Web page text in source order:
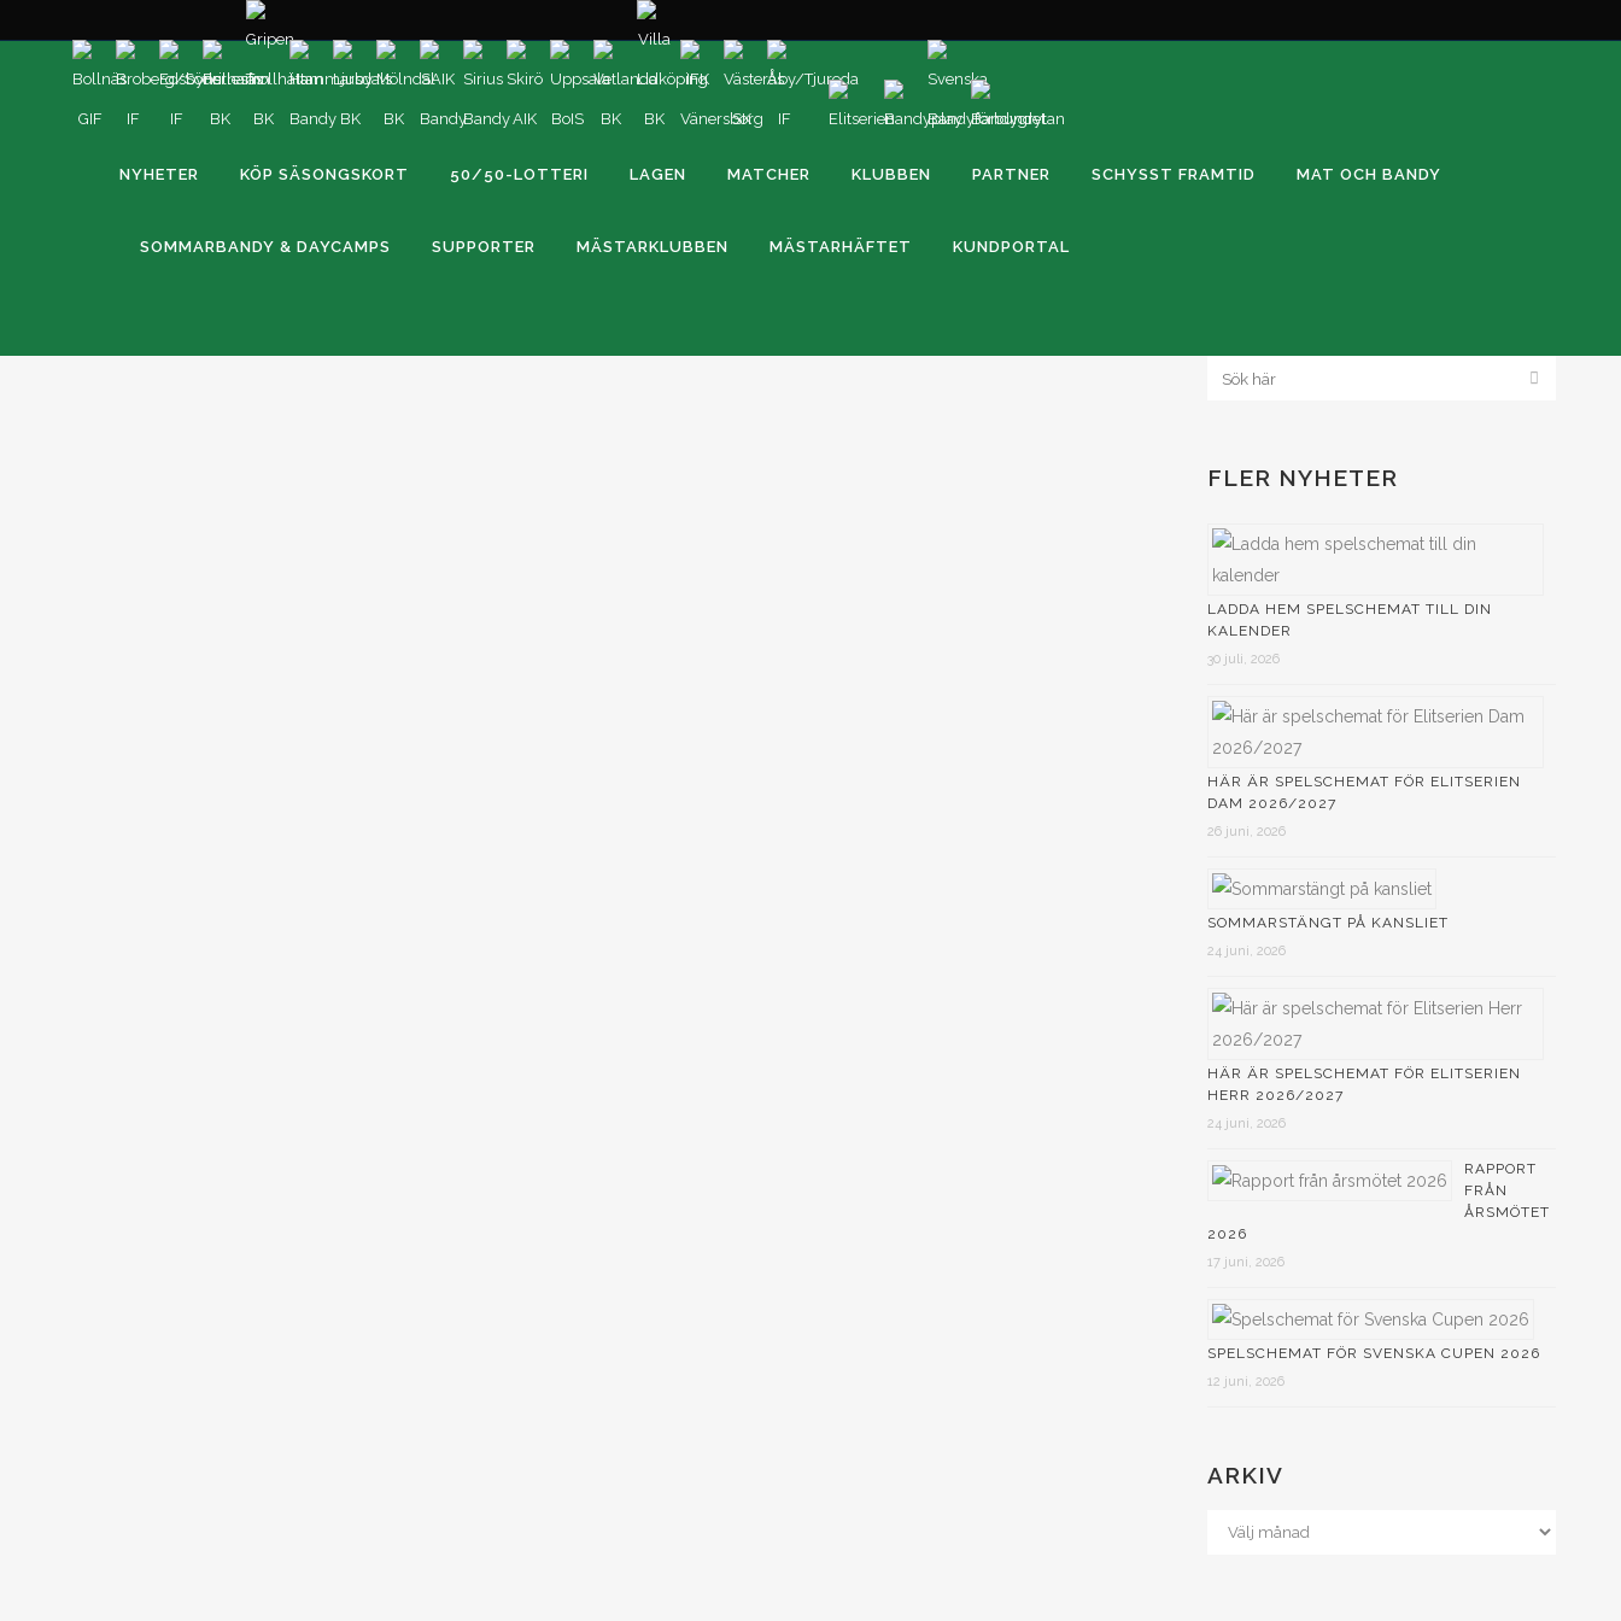
NYHETER KÖP SÄSONGSKORT 50/50-LOTTERI LAGEN MATCHER KLUBBEN PARTNER SCHYSST FRAMTID MAT OCH BANDY
SOMMARBANDY & DAYCAMPS SUPPORTER MÄSTARKLUBBEN MÄSTARHÄFTET KUNDPORTAL
FLER NYHETER
LADDA HEM SPELSCHEMAT TILL DIN
KALENDER
30 juli, 2026
HÄR ÄR SPELSCHEMAT FÖR ELITSERIEN
DAM 2026/2027
26 juni, 2026
SOMMARSTÄNGT PÅ KANSLIET
24 juni, 2026
HÄR ÄR SPELSCHEMAT FÖR ELITSERIEN
HERR 2026/2027
24 juni, 2026
RAPPORT
FRÅN
ÅRSMÖTET
2026
17 juni, 2026
SPELSCHEMAT FÖR SVENSKA CUPEN 2026
12 juni, 2026
ARKIV